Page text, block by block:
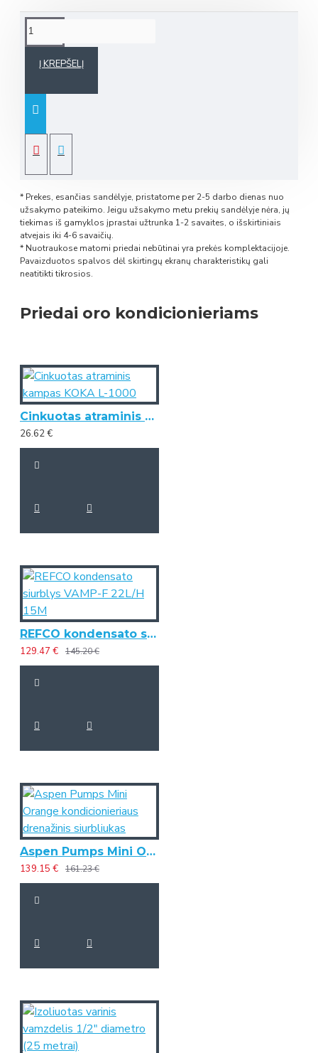
Į KREPŠELĮ
* Prekes, esančias sandėlyje, pristatome per 2-5 darbo dienas nuo
užsakymo pateikimo. Jeigu užsakymo metu prekių sandėlyje nėra, jų
tiekimas iš gamyklos įprastai užtrunka 1-2 savaites, o išskirtiniais
atvejais iki 4-6 savaičių.
* Nuotraukose matomi priedai nebūtinai yra prekės komplektacijoje.
Pavaizduotos spalvos dėl skirtingų ekranų charakteristikų gali
neatitikti tikrosios.
Priedai oro kondicionieriams
Cinkuotas atraminis kampas KOKA L-1000
26.62 €
REFCO kondensato siurblys VAMP-F 22L/H 15M
129.47 € 145.20 €
Aspen Pumps Mini Orange kondicionieriaus drenažinis siurbliukas
139.15 € 161.23 €